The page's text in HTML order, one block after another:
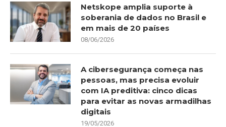
Netskope amplia suporte à
soberania de dados no Brasil e
em mais de 20 países
08/06/2026
A cibersegurança começa nas
pessoas, mas precisa evoluir
com IA preditiva: cinco dicas
para evitar as novas armadilhas
digitais
19/05/2026